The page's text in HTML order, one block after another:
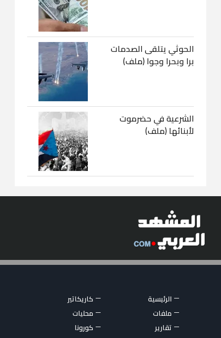
الحوثي يتلقى الصدمات
برا وبحرا وجوا (ملف)
الشرعية في حضرموت
لأبنائها (ملف)
الرئيسية
كاريكاتير
ملفات
محليات
تقارير
كورونا